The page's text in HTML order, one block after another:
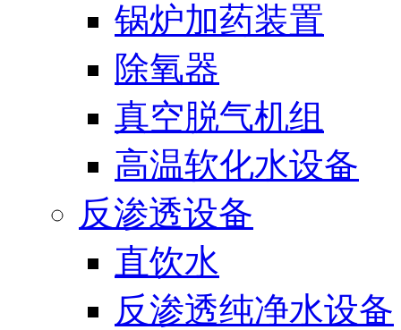
锅炉加药装置
除氧器
真空脱气机组
高温软化水设备
反渗透设备
直饮水
反渗透纯净水设备